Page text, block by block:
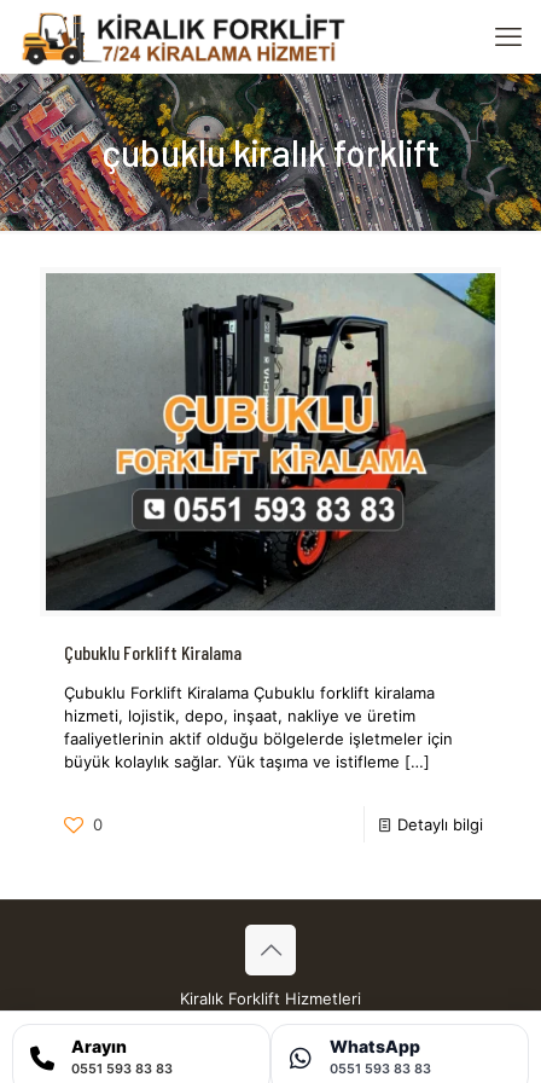
çubuklu kiralık forklift
Çubuklu Forklift Kiralama
Çubuklu Forklift Kiralama Çubuklu forklift kiralama
hizmeti, lojistik, depo, inşaat, nakliye ve üretim
faaliyetlerinin aktif olduğu bölgelerde işletmeler için
büyük kolaylık sağlar. Yük taşıma ve istifleme […]
0 Detaylı bilgi
Kiralık Forklift Hizmetleri
Tüm Hakları Saklıdır © 2026
Arayın
0551 593 83 83
WhatsApp
0551 593 83 83